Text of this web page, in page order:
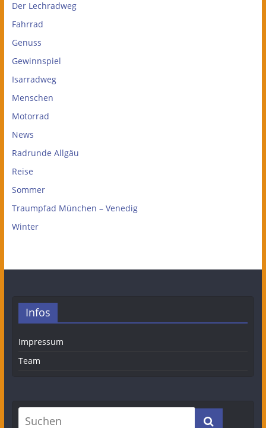
Der Lechradweg
Fahrrad
Genuss
Gewinnspiel
Isarradweg
Menschen
Motorrad
News
Radrunde Allgäu
Reise
Sommer
Traumpfad München – Venedig
Winter
Infos
Impressum
Team